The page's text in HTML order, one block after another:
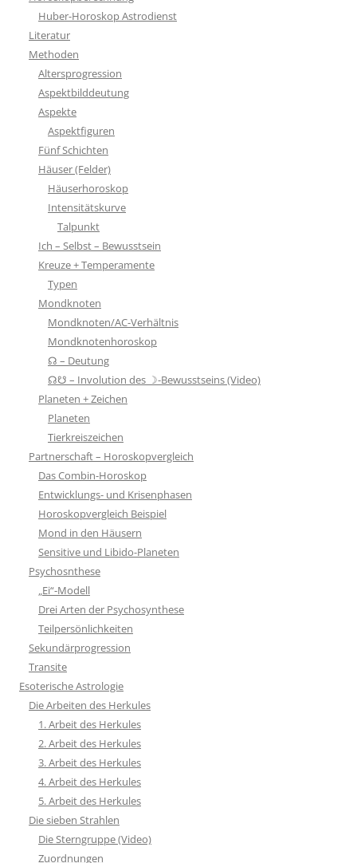
Huber-Horoskop Astrodienst
Literatur
Methoden
Altersprogression
Aspektbilddeutung
Aspekte
Aspektfiguren
Fünf Schichten
Häuser (Felder)
Häuserhoroskop
Intensitätskurve
Talpunkt
Ich – Selbst – Bewusstsein
Kreuze + Temperamente
Typen
Mondknoten
Mondknoten/AC-Verhältnis
Mondknotenhoroskop
☊ – Deutung
☊☋ – Involution des ☽-Bewusstseins (Video)
Planeten + Zeichen
Planeten
Tierkreiszeichen
Partnerschaft – Horoskopvergleich
Das Combin-Horoskop
Entwicklungs- und Krisenphasen
Horoskopvergleich Beispiel
Mond in den Häusern
Sensitive und Libido-Planeten
Psychosnthese
„Ei“-Modell
Drei Arten der Psychosynthese
Teilpersönlichkeiten
Sekundärprogression
Transite
Esoterische Astrologie
Die Arbeiten des Herkules
1. Arbeit des Herkules
2. Arbeit des Herkules
3. Arbeit des Herkules
4. Arbeit des Herkules
5. Arbeit des Herkules
Die sieben Strahlen
Die Sterngruppe (Video)
Zuordnungen